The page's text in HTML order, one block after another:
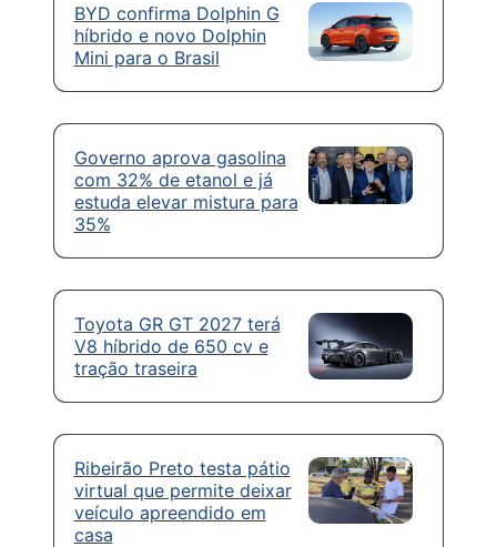
BYD confirma Dolphin G
híbrido e novo Dolphin
Mini para o Brasil
Governo aprova gasolina
com 32% de etanol e já
estuda elevar mistura para
35%
Toyota GR GT 2027 terá
V8 híbrido de 650 cv e
tração traseira
Ribeirão Preto testa pátio
virtual que permite deixar
veículo apreendido em
casa